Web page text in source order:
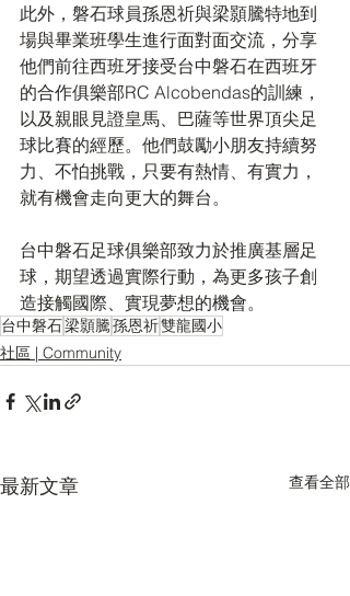
此外，磐石球員孫恩祈與梁顥騰特地到
場與畢業班學生進行面對面交流，分享
他們前往西班牙接受台中磐石在西班牙
的合作俱樂部RC Alcobendas的訓練，
以及親眼見證皇馬、巴薩等世界頂尖足
球比賽的經歷。他們鼓勵小朋友持續努
力、不怕挑戰，只要有熱情、有實力，
就有機會走向更大的舞台。
台中磐石足球俱樂部致力於推廣基層足
球，期望透過實際行動，為更多孩子創
造接觸國際、實現夢想的機會。
台中磐石梁顥騰孫恩祈雙龍國小
社區 | Community
最新文章 查看全部